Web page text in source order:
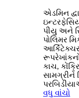
એડમિન
પીયુ અને
પોલિમર
કાચ,
સામગ્રીને
વધુ વાંચો